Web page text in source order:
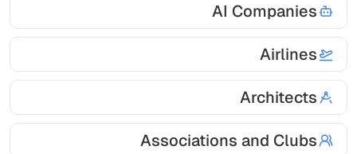
AI Companies
Airlines
Architects
Associations and Clubs